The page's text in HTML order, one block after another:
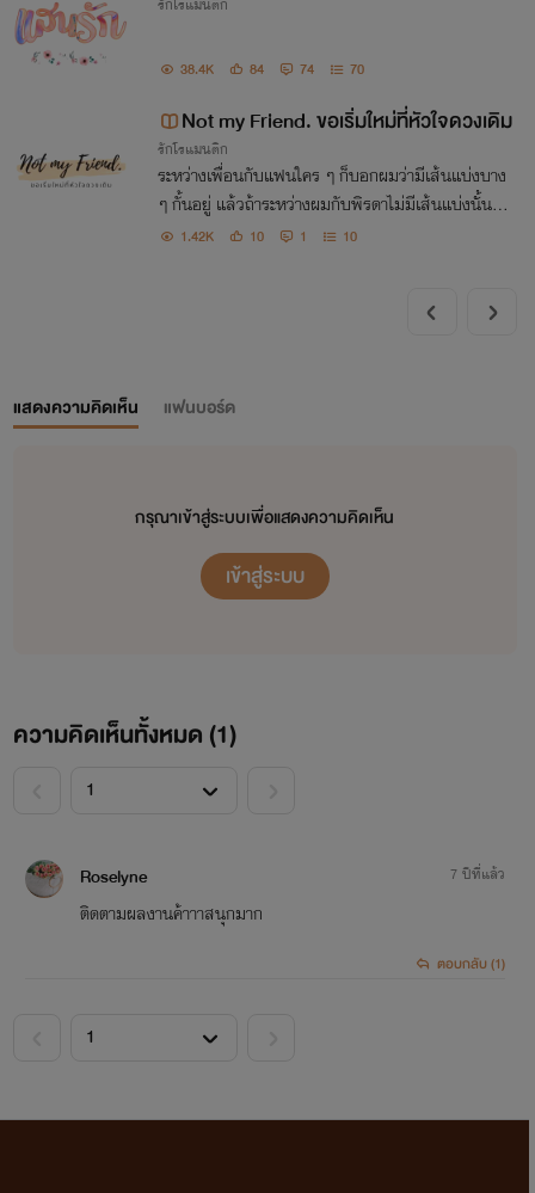
38.4K 84 74 70
Not my Friend. ขอเริ่มใหม่ที่หัวใจดวงเดิม
รักโรแมนติก
ระหว่างเพื่อนกับแฟนใคร ๆ ก็บอกผมว่ามีเส้นแบ่งบาง
ๆ กั้นอยู่ แล้วถ้าระหว่างผมกับพิรดาไม่มีเส้นแบ่งนั้นล่ะ
ถ้าเธอวางผมไว้ให้เป็นแค่เพื่อนของเธอไปตลอดชีวิต ผม
1.42K 10 1 10
แสดงความคิดเห็น แฟนบอร์ด
กรุณาเข้าสู่ระบบเพื่อแสดงความคิดเห็น
เข้าสู่ระบบ
ความคิดเห็นทั้งหมด (1)
Roselyne
ติดตามผลงานค้าาาสนุกมาก
7 ปีที่แล้ว
ตอบกลับ (1)